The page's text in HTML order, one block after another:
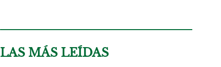
LAS MÁS LEÍDAS